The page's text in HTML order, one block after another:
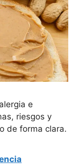
e
riesgos y
de forma clara.